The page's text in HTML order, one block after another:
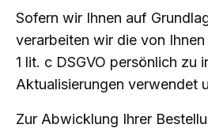
Sofern wir Ihnen auf
verarbeiten wir die von
1 lit. c DSGVO persönlich
Aktualisierungen verwendet
Zur Abwicklung Ihrer